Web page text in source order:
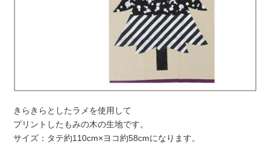
きらきらとしたラメを使用して
プリントしたもみの木の生地です。
サイズ：タテ約110cm×ヨコ約58cmになります。